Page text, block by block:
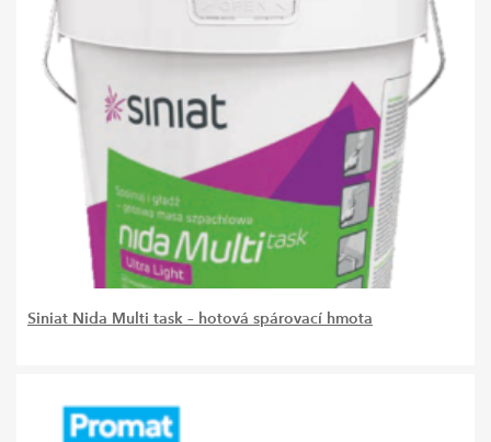
Siniat Nida Multi task – hotová spárovací hmota